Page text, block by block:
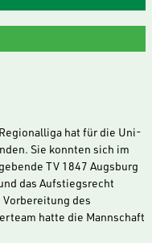
hat für die Uni-
Sie konnten sich im
TV 1847 Augsburg
das Aufstiegsrecht
des
hatte die Mannschaft